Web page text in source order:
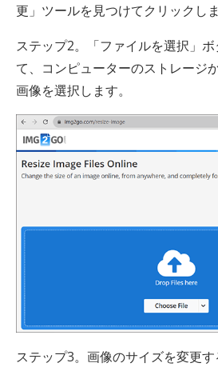
更」ツールを見つけてクリックしま
ステップ2。「ファイルを選択」
て、コンピューターのストレージ
画像を選択します。
ステップ3。画像のサイズを変更